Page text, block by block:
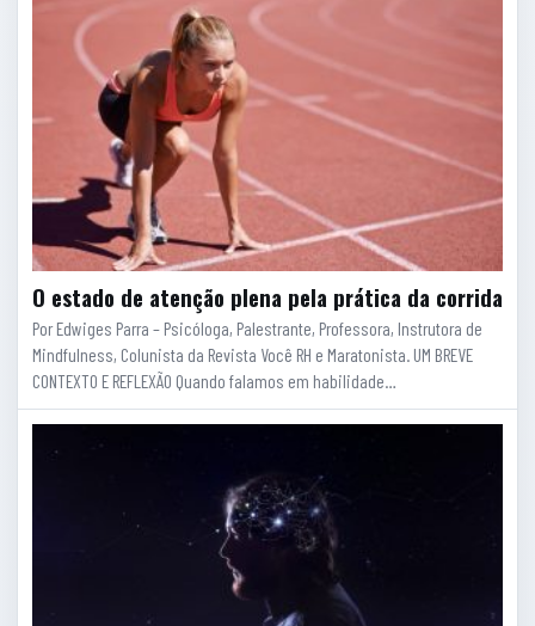
O estado de atenção plena pela prática da corrida
Por Edwiges Parra – Psicóloga, Palestrante, Professora, Instrutora de
Mindfulness, Colunista da Revista Você RH e Maratonista. UM BREVE
CONTEXTO E REFLEXÃO Quando falamos em habilidade…